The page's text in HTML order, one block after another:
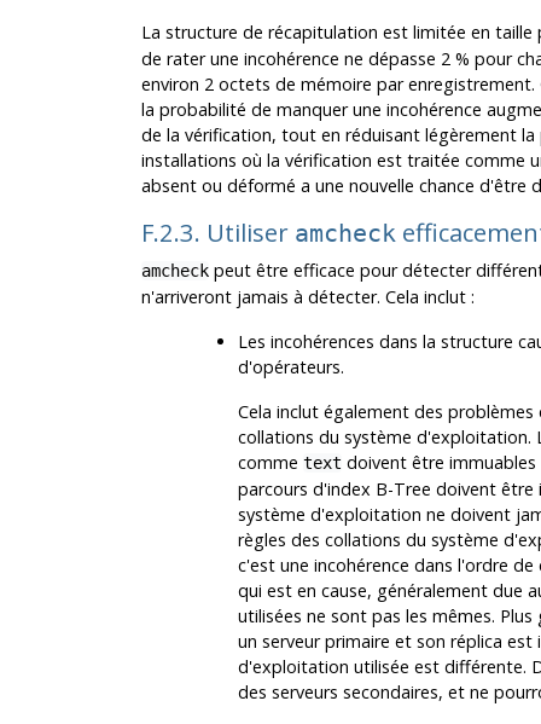
La structure de récapitulation est limitée en taille
de rater une incohérence ne dépasse 2 % pour
environ 2 octets de mémoire par
la probabilité de manquer une incohérence
de la vérification, tout en réduisant légèrement
installations où la vérification est traitée comme
absent ou déformé a une nouvelle chance d'être
F.2.3. Utiliser amcheck
amcheckpeut être efficace pour détecter
n'arriveront jamais à détecter. Cela inclut :
Les incohérences dans la structure
d'opérateurs.
Cela inclut également des
collations du système d'exploitation.
comme text doivent être
parcours d'index B-Tree doivent être
système d'exploitation ne doivent
règles des collations du système
c'est une incohérence dans l'ordre
qui est en cause, généralement due
utilisées ne sont pas les mêmes.
un serveur primaire et son réplica
d'exploitation utilisée est différente.
des serveurs secondaires, et ne